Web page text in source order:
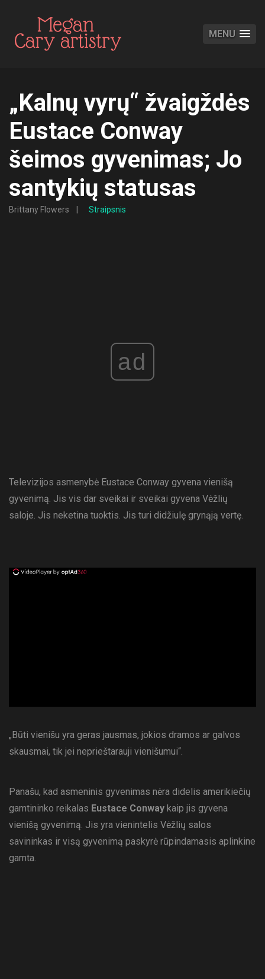
MENU
„Kalnų vyrų“ žvaigždės
Eustace Conway
šeimos gyvenimas; Jo
santykių statusas
Brittany Flowers Straipsnis
ad
Televizijos asmenybė Eustace Conway gyvena vienišą
gyvenimą. Jis vis dar sveikai ir sveikai gyvena Vėžlių
saloje. Jis neketina tuoktis. Jis turi didžiulę grynąją vertę.
„Būti vienišu yra geras jausmas, jokios dramos ar galvos
skausmai, tik jei neprieštarauji vienišumui“.
Panašu, kad asmeninis gyvenimas nėra didelis amerikiečių
gamtininko reikalas Eustace Conway kaip jis gyvena
vienišą gyvenimą. Jis yra vienintelis Vėžlių salos
savininkas ir visą gyvenimą paskyrė rūpindamasis aplinkine
gamta.